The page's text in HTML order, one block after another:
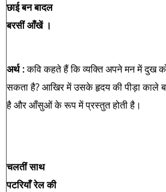
छाई बन बादल
बरसीं आँखें ।
अर्थ :कवि कहते हैं कि व्यक्ति अपने मन में दुख
सकता है? आखिर में उसके हृदय की पीड़ा काले
है और आँसुओं के रूप में प्रस्तुत होती है।
चलतीं साथ
पटरियाँ रेल की